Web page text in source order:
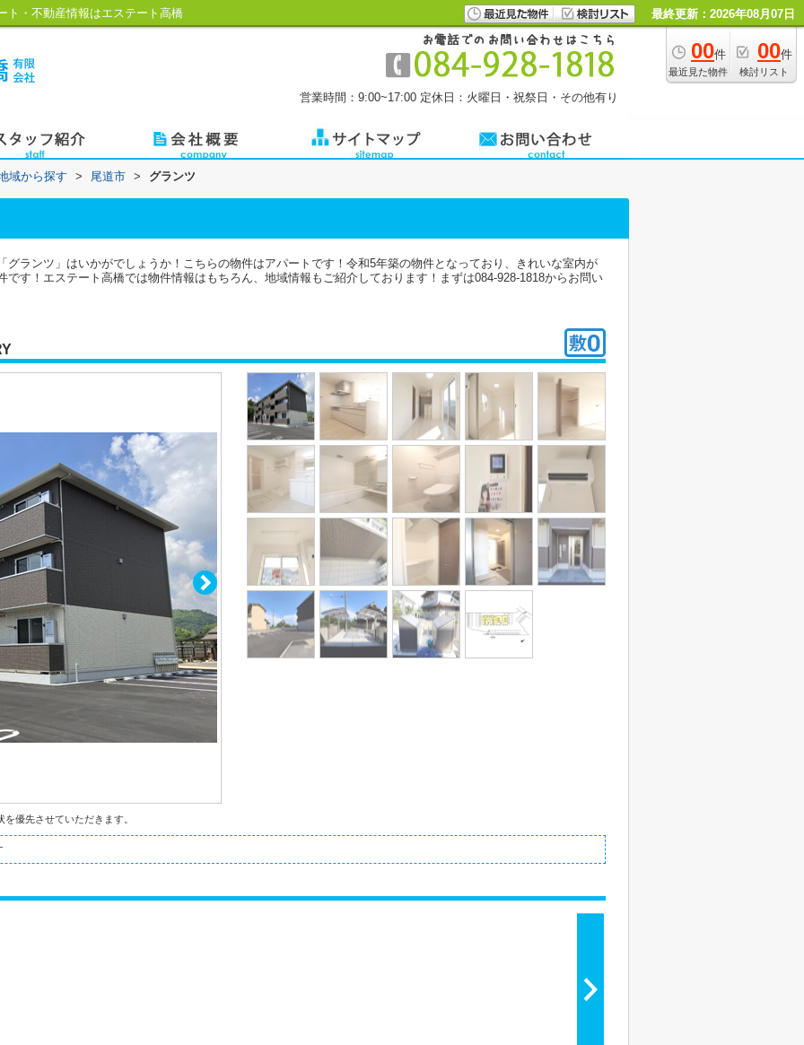
ト・不動産情報はエステート高橋 最終更新：2026年08月07日
00件
最近見た物件
00件
検討リスト
営業時間：9:00~17:00 定休日：火曜日・祝祭日・その他有り
域から探す > 尾道市 > グランツ
グランツ」はいかがでしょうか！こちらの物件はアパートです！令和5年築の物件となっており、きれいな室内が
です！エステート高橋では物件情報はもちろん、地域情報もご紹介しております！まずは084-928-1818からお問い
優先させていただきます。